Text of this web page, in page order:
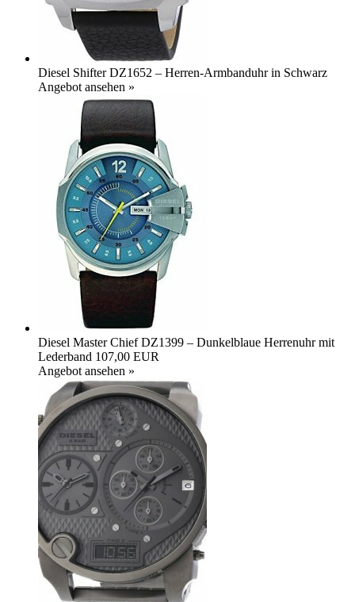
Diesel Shifter DZ1652 – Herren-Armbanduhr in Schwarz
Angebot ansehen »
Diesel Master Chief DZ1399 – Dunkelblaue Herrenuhr mit
Lederband 107,00 EUR
Angebot ansehen »